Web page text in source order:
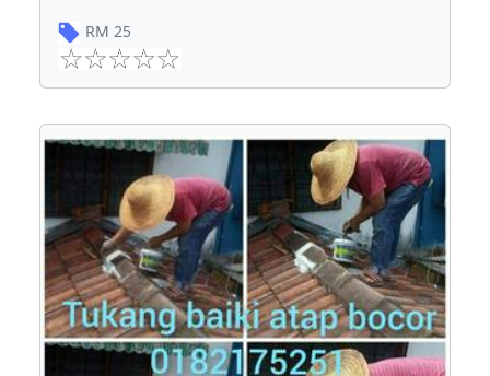
RM 25